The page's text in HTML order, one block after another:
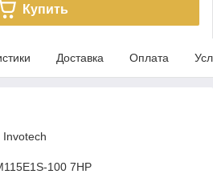
Купить
Доставка Оплата
100 7HP